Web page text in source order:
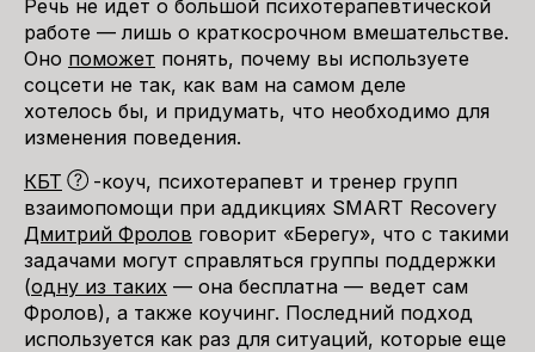
Речь не идет о большой психотерапевтической
работе — лишь о краткосрочном вмешательстве.
Оно поможет понять, почему вы используете
соцсети не так, как вам на самом деле
хотелось бы, и придумать, что необходимо для
изменения поведения.
КБТ
-коуч, психотерапевт и тренер групп
взаимопомощи при аддикциях SMART Recovery
Дмитрий Фролов говорит «Берегу», что с такими
задачами могут справляться группы поддержки
(одну из таких — она бесплатна — ведет сам
Фролов), а также коучинг. Последний подход
используется как раз для ситуаций, которые еще